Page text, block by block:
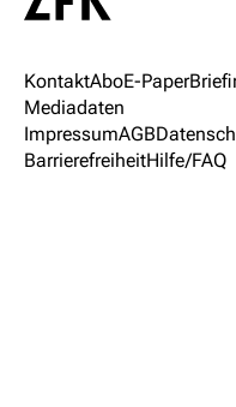
KontaktAboE-Paper
Mediadaten
ImpressumAGB
BarrierefreiheitHilfe/FAQ